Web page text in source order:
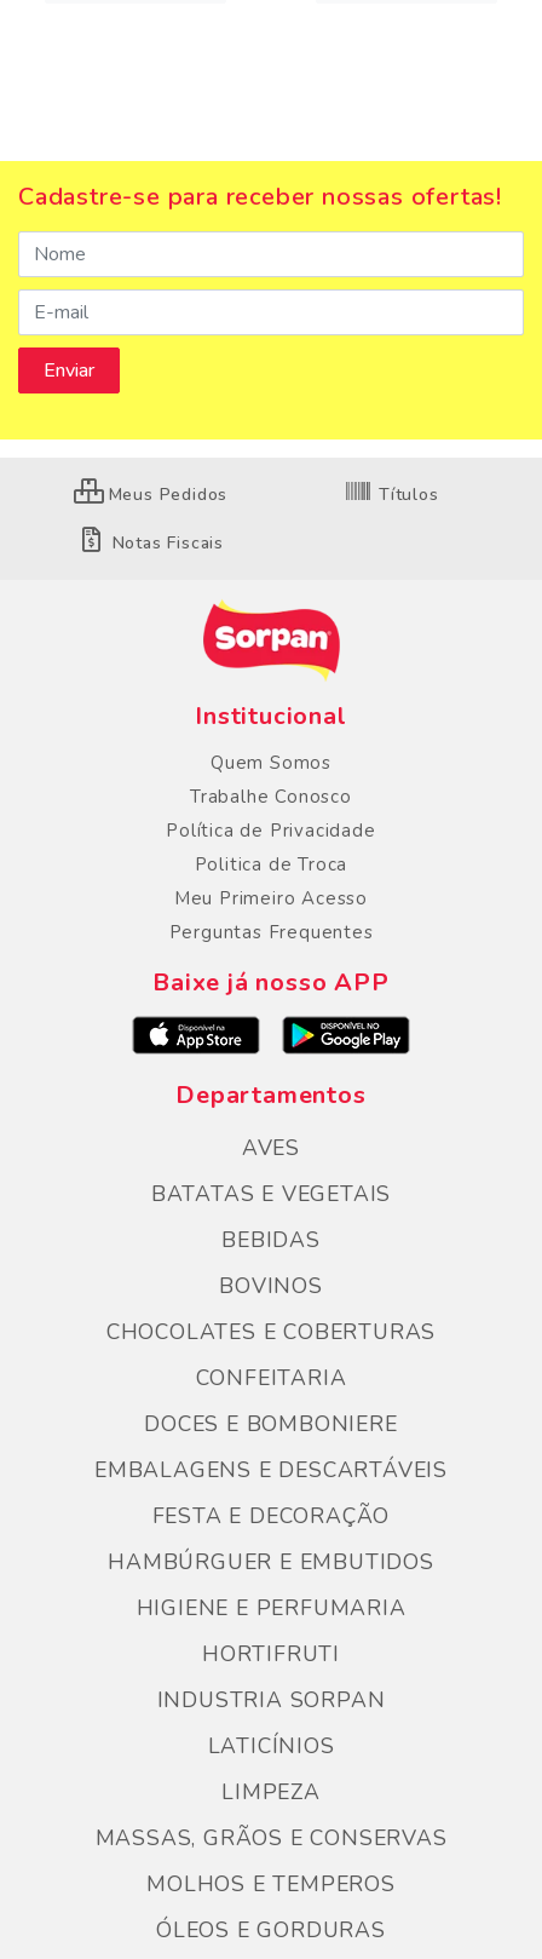
Cadastre-se para receber nossas ofertas!
Meus Pedidos Títulos
Notas Fiscais
Institucional
Quem Somos
Trabalhe Conosco
Política de Privacidade
Politica de Troca
Meu Primeiro Acesso
Perguntas Frequentes
Baixe já nosso APP
Departamentos
AVES
BATATAS E VEGETAIS
BEBIDAS
BOVINOS
CHOCOLATES E COBERTURAS
CONFEITARIA
DOCES E BOMBONIERE
EMBALAGENS E DESCARTÁVEIS
FESTA E DECORAÇÃO
HAMBÚRGUER E EMBUTIDOS
HIGIENE E PERFUMARIA
HORTIFRUTI
INDUSTRIA SORPAN
LATICÍNIOS
LIMPEZA
MASSAS, GRÃOS E CONSERVAS
MOLHOS E TEMPEROS
ÓLEOS E GORDURAS